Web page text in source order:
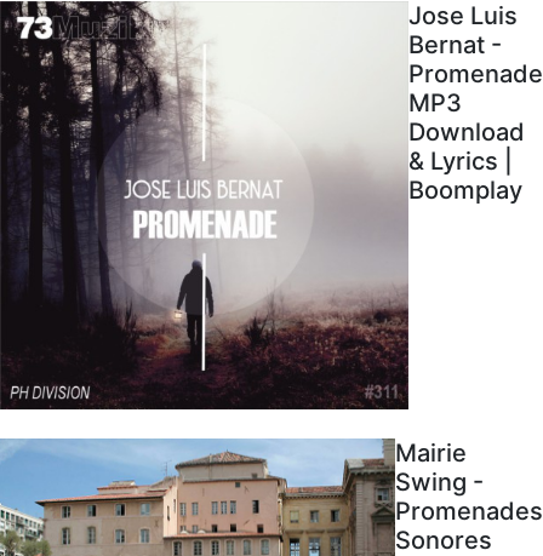
Jose Luis
Bernat -
Promenade
MP3
Download
& Lyrics |
Boomplay
Mairie
Swing -
Promenades
Sonores